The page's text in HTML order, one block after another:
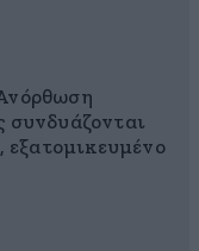
συνδυάζονται
εξατομικευμένο